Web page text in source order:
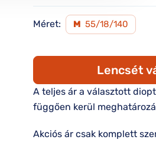
Méret: M 55/18/140
Lencsét
A teljes ár a választott
függően kerül
Akciós ár csak komplett